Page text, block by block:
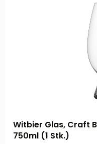
Witbier Glas, Craft
750ml (1 Stk.)